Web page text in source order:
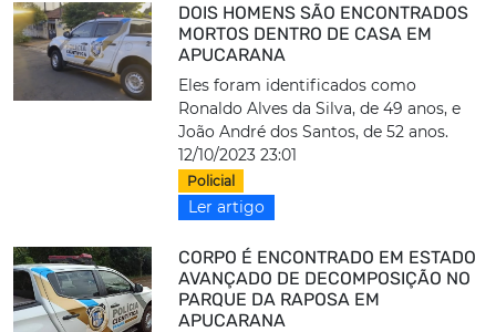
DOIS HOMENS SÃO ENCONTRADOS
MORTOS DENTRO DE CASA EM
APUCARANA
Eles foram identificados como
Ronaldo Alves da Silva, de 49 anos, e
João André dos Santos, de 52 anos.
12/10/2023 23:01
Policial
Ler artigo
CORPO É ENCONTRADO EM ESTADO
AVANÇADO DE DECOMPOSIÇÃO NO
PARQUE DA RAPOSA EM
APUCARANA